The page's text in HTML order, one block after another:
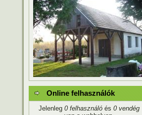
Online felhasználók
Jelenleg 0 felhasználó és 0 vendég